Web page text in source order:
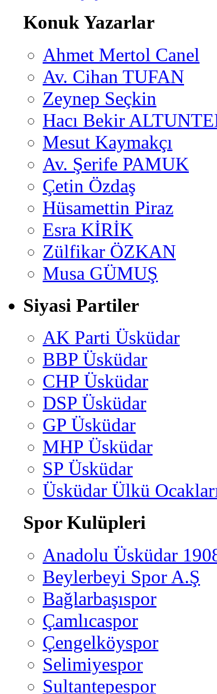
Konuk Yazarlar
Ahmet Mertol Canel
Av. Cihan TUFAN
Zeynep Seçkin
Hacı Bekir
Mesut Kaymakçı
Av. Şerife PAMUK
Çetin Özdaş
Hüsamettin Piraz
Esra KİRİK
Zülfikar ÖZKAN
Musa GÜMUŞ
Siyasi Partiler
AK Parti Üsküdar
BBP Üsküdar
CHP Üsküdar
DSP Üsküdar
GP Üsküdar
MHP Üsküdar
SP Üsküdar
Üsküdar Ülkü
Spor Kulüpleri
Anadolu Üsküdar
Beylerbeyi Spor A.Ş
Bağlarbaşıspor
Çamlıcaspor
Çengelköyspor
Selimiyespor
Sultantepespor